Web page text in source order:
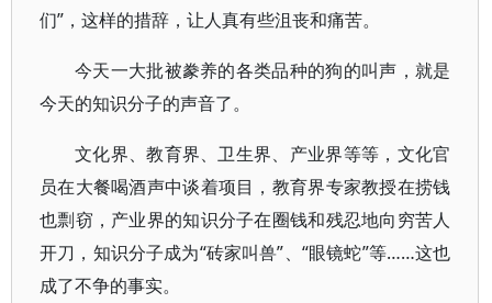
们”，这样的措辞，让人真有些沮丧和痛苦。
今天一大批被豢养的各类品种的狗的叫声，就是
今天的知识分子的声音了。
文化界、教育界、卫生界、产业界等等，文化官
员在大餐喝酒声中谈着项目，教育界专家教授在捞钱
也剽窃，产业界的知识分子在圈钱和残忍地向穷苦人
开刀，知识分子成为“砖家叫兽”、“眼镜蛇”等……这也
成了不争的事实。